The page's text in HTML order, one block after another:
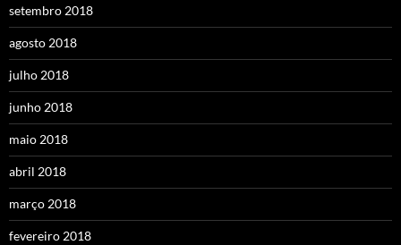
setembro 2018
agosto 2018
julho 2018
junho 2018
maio 2018
abril 2018
março 2018
fevereiro 2018